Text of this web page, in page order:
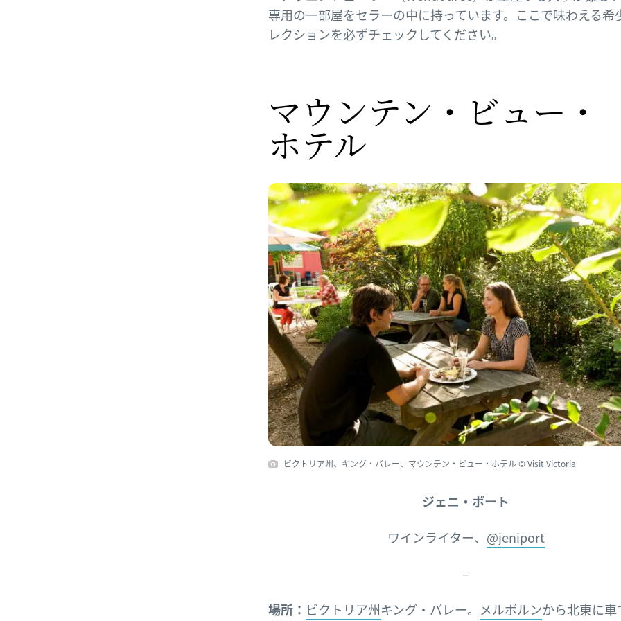
専用の一部屋をセラーの中に持っています。ここで味わえる希
レクションを必ずチェックしてください。
マウンテン・ビュー・​
ホテル
ビクトリア州、キング・バレー、マウンテン・ビュー・ホテル © Visit Victoria
ジェニ・ポート
ワインライター、 @jeniport
–
場所： ビクトリア州キング・バレー。 メルボルンから北東に車